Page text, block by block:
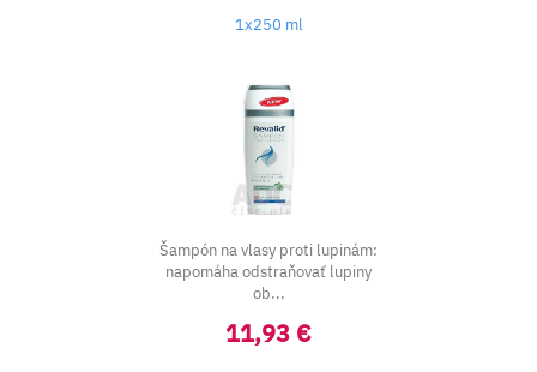
1x250 ml
Šampón na vlasy proti lupinám:
napomáha odstraňovať lupiny
ob...
11,93 €